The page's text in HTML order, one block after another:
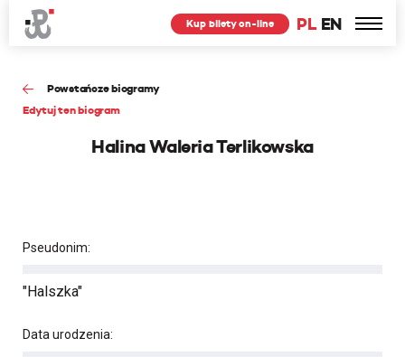
PL EN
Kup bilety on-line
Powstańcze biogramy
Edytuj ten biogram
Halina Waleria Terlikowska
Pseudonim:
"Halszka"
Data urodzenia: